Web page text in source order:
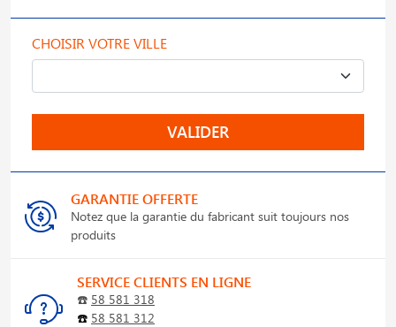
CHOISIR VOTRE VILLE
VALIDER
GARANTIE OFFERTE
Notez que la garantie du fabricant suit toujours nos
produits
SERVICE CLIENTS EN LIGNE
☎️ 58 581 318
☎️ 58 581 312